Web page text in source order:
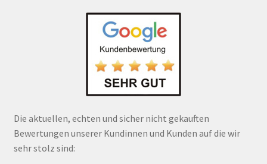
Die aktuellen, echten und sicher nicht gekauften
Bewertungen unserer Kundinnen und Kunden auf die wir
sehr stolz sind: